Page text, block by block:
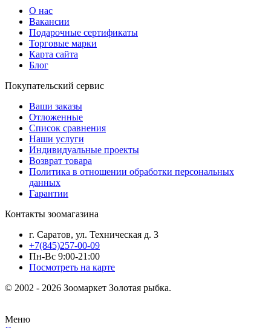
О нас
Вакансии
Подарочные сертификаты
Торговые марки
Карта сайта
Блог
Покупательский сервис
Ваши заказы
Отложенные
Список сравнения
Наши услуги
Индивидуальные проекты
Возврат товара
Политика в отношении обработки персональных
данных
Гарантии
Контакты зоомагазина
г. Саратов, ул. Техническая д. 3
+7(845)257-00-09
Пн-Вс 9:00-21:00
Посмотреть на карте
© 2002 - 2026 Зоомаркет Золотая рыбка.
Меню